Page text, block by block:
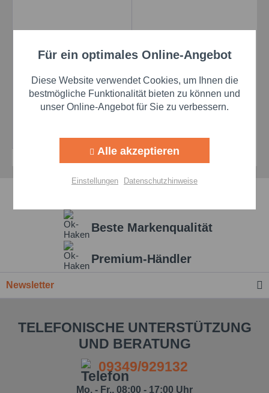
Castrol Anvol SWX 46 -
208 l Fass
1.892,80 €
Beste Markenqualität
Premium-Händler
Newsletter
TELEFONISCHE UNTERSTÜTZUNG
UND BERATUNG
09349/929132
Mo. - Fr., 08:00 - 17:00 Uhr
Funktionale Aktiv
Marketing Aktiv
Personalisierung Aktiv
Einstellungen speichern
Für ein optimales Online-Angebot
Diese Website verwendet Cookies, um Ihnen die
bestmögliche Funktionalität bieten zu können und
unser Online-Angebot für Sie zu verbessern.
Alle akzeptieren
Einstellungen Datenschutzhinweise